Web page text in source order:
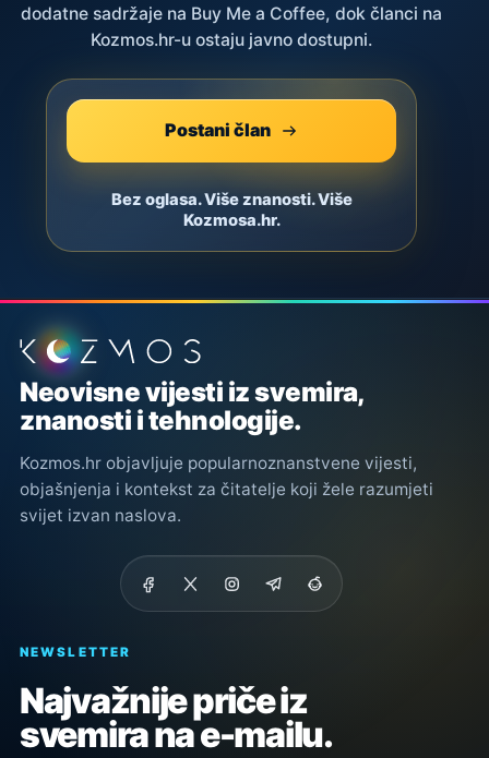
dodatne sadržaje na Buy Me a Coffee, dok članci na
Kozmos.hr-u ostaju javno dostupni.
Postani član
Bez oglasa. Više znanosti. Više
Kozmosa.hr.
Podnožje stranice
Neovisne vijesti iz svemira,
znanosti i tehnologije.
Kozmos.hr objavljuje popularnoznanstvene vijesti,
objašnjenja i kontekst za čitatelje koji žele razumjeti
svijet izvan naslova.
NEWSLETTER
Najvažnije priče iz
svemira na e-mailu.